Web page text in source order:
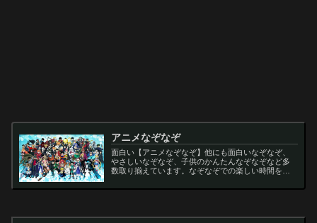
アニメなぞなぞ
面白い【アニメなぞなぞ】他にも面白いなぞなぞ、
やさしいなぞなぞ、子供のかんたんなぞなぞなど多
数取り揃えています。なぞなぞでの楽しい時間をお